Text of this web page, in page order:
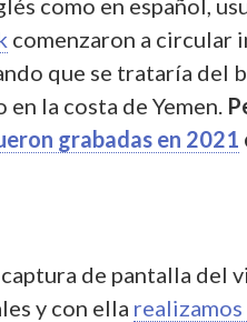
comenzaron a circular
que se trataría del
la costa de Yemen.
grabadas en 2021
de pantalla del
y con ella realizamos